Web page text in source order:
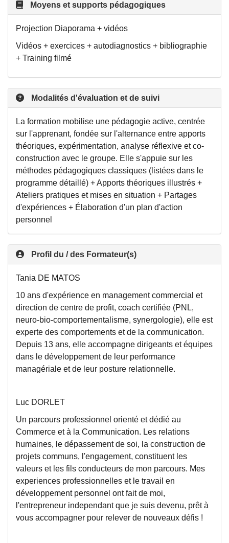
Moyens et supports pédagogiques
Projection Diaporama + vidéos
Vidéos + exercices + autodiagnostics + bibliographie
+ Training filmé
Modalités d'évaluation et de suivi
La formation mobilise une pédagogie active, centrée
sur l'apprenant, fondée sur l'alternance entre apports
théoriques, expérimentation, analyse réflexive et co-
construction avec le groupe. Elle s'appuie sur les
méthodes pédagogiques classiques (listées dans le
programme détaillé) + Apports théoriques illustrés +
Ateliers pratiques et mises en situation + Partages
d'expériences + Élaboration d'un plan d'action
personnel
Profil du / des Formateur(s)
Tania DE MATOS
10 ans d'expérience en management commercial et
direction de centre de profit, coach certifiée (PNL,
neuro-bio-comportementalisme, synergologie), elle est
experte des comportements et de la communication.
Depuis 13 ans, elle accompagne dirigeants et équipes
dans le développement de leur performance
managériale et de leur posture relationnelle.
Luc DORLET
Un parcours professionnel orienté et dédié au
Commerce et à la Communication. Les relations
humaines, le dépassement de soi, la construction de
projets communs, l'engagement, constituent les
valeurs et les fils conducteurs de mon parcours. Mes
experiences professionnelles et le travail en
développement personnel ont fait de moi,
l'entrepreneur independant que je suis devenu, prêt à
vous accompagner pour relever de nouveaux défis !